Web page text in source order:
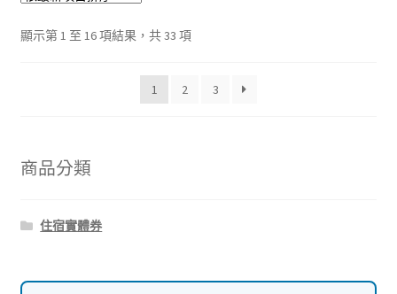
顯示第 1 至 16 項結果，共 33 項依
1 2 3
商品分類
住宿實體券